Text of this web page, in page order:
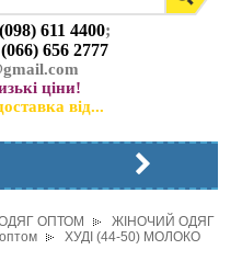
(098) 611 4400;
(066) 656 2777
ціни!
від...
ОПТОМ
ЖІНОЧИЙ ОДЯГ
ХУДІ (44-50) МОЛОКО